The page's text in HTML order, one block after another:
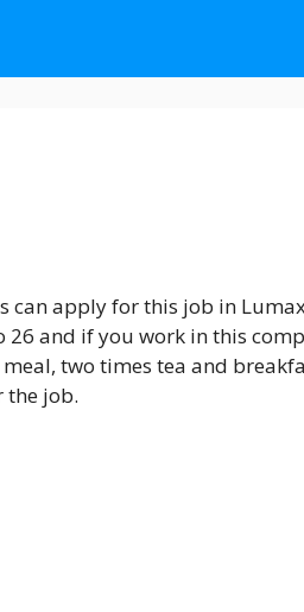
apply for this job in
and if you work in this
two times tea and
the job.